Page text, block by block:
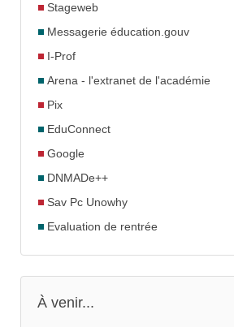
Stageweb
Messagerie éducation.gouv
I-Prof
Arena - l'extranet de l'académie
Pix
EduConnect
Google
DNMADe++
Sav Pc Unowhy
Evaluation de rentrée
À venir...